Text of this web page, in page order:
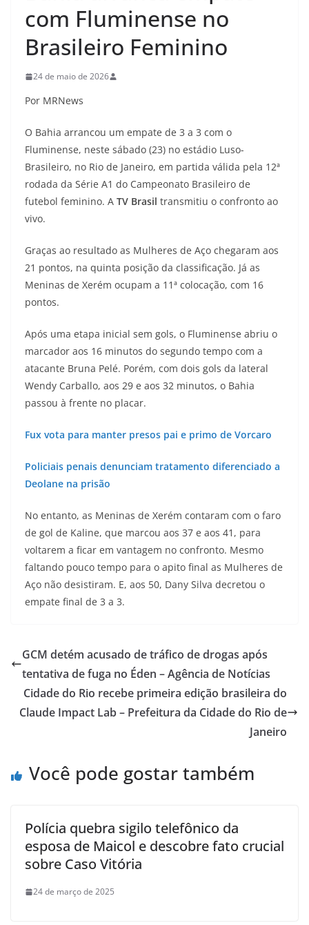
com Fluminense no
Brasileiro Feminino
24 de maio de 2026
Por MRNews
O Bahia arrancou um empate de 3 a 3 com o
Fluminense, neste sábado (23) no estádio Luso-
Brasileiro, no Rio de Janeiro, em partida válida pela 12ª
rodada da Série A1 do Campeonato Brasileiro de
futebol feminino. A TV Brasil transmitiu o confronto ao
vivo.
Graças ao resultado as Mulheres de Aço chegaram aos
21 pontos, na quinta posição da classificação. Já as
Meninas de Xerém ocupam a 11ª colocação, com 16
pontos.
Após uma etapa inicial sem gols, o Fluminense abriu o
marcador aos 16 minutos do segundo tempo com a
atacante Bruna Pelé. Porém, com dois gols da lateral
Wendy Carballo, aos 29 e aos 32 minutos, o Bahia
passou à frente no placar.
Fux vota para manter presos pai e primo de Vorcaro
Policiais penais denunciam tratamento diferenciado a
Deolane na prisão
No entanto, as Meninas de Xerém contaram com o faro
de gol de Kaline, que marcou aos 37 e aos 41, para
voltarem a ficar em vantagem no confronto. Mesmo
faltando pouco tempo para o apito final as Mulheres de
Aço não desistiram. E, aos 50, Dany Silva decretou o
empate final de 3 a 3.
GCM detém acusado de tráfico de drogas após
tentativa de fuga no Éden – Agência de Notícias
Cidade do Rio recebe primeira edição brasileira do
Claude Impact Lab – Prefeitura da Cidade do Rio de
Janeiro
Você pode gostar também
Polícia quebra sigilo telefônico da
esposa de Maicol e descobre fato crucial
sobre Caso Vitória
24 de março de 2025